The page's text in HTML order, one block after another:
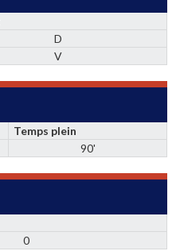
D
V
Temps plein
90'
0